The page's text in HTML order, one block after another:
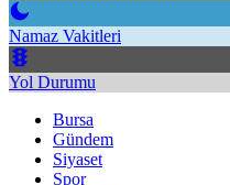
Namaz Vakitleri
Yol Durumu
Bursa
Gündem
Siyaset
Spor